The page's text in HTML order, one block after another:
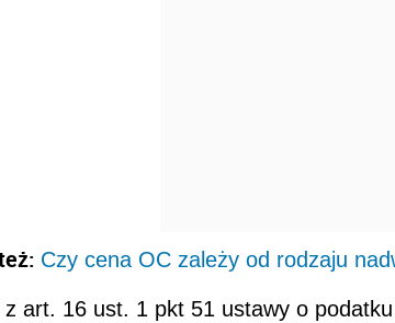
Czy cena OC zależy od rodzaju
z art. 16 ust. 1 pkt 51 ustawy o